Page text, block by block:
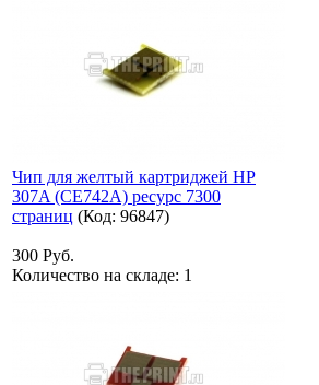
Чип для желтый картриджей HP
307A (CE742A) ресурс 7300
страниц (Код: 96847)
300 Руб.
Количество на складе: 1